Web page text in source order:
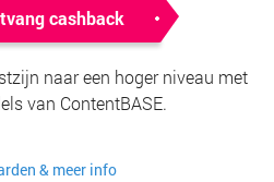
cashback
naar een hoger niveau met
van ContentBASE.
& meer info